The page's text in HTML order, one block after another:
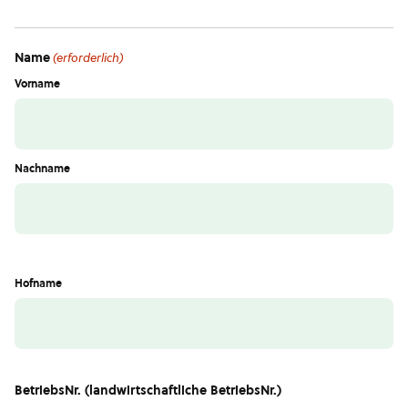
Name(erforderlich)
Vorname
Nachname
Hofname
BetriebsNr. (landwirtschaftliche BetriebsNr.)